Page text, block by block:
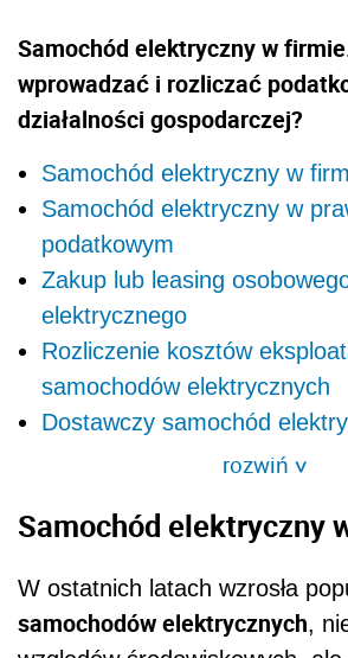
Samochód elektryczny w
wprowadzać i rozliczać
działalności gospodarczej?
Samochód elektryczny w
Samochód elektryczny w
podatkowym
Zakup lub leasing
elektrycznego
Rozliczenie kosztów
samochodów elektrycznych
Dostawczy samochód
rozwiń>
Samochód elektryczny
W ostatnich latach wzrosła
samochodów elektrycznych,